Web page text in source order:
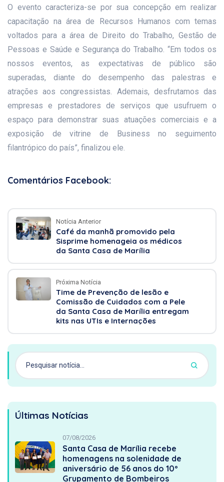
O evento caracteriza-se por sua concepção em realizar
capacitação na área de Recursos Humanos com temas
voltados para a área de Direito do Trabalho, Gestão de
Pessoas e Saúde e Segurança do Trabalho. “Em todos os
nossos eventos, as expectativas de público são
superadas, diante do desempenho das palestras e
atrações aos congressistas. Ademais, desfrutamos das
empresas e prestadores de serviços que usufruem o
espaço para demonstrar suas atuações comerciais e a
exposição de vitrine de Business no seguimento
filantrópico do país”, finalizou ele.
Comentários Facebook:
Notícia Anterior
Café da manhã promovido pela
Sisprime homenageia os médicos
da Santa Casa de Marília
Próxima Notícia
Time de Prevenção de lesão e
Comissão de Cuidados com a Pele
da Santa Casa de Marília entregam
kits nas UTIs e Internações
Últimas Notícias
07/08/2026
Santa Casa de Marília recebe
homenagens na solenidade de
aniversário de 56 anos do 10º
Grupamento de Bombeiros